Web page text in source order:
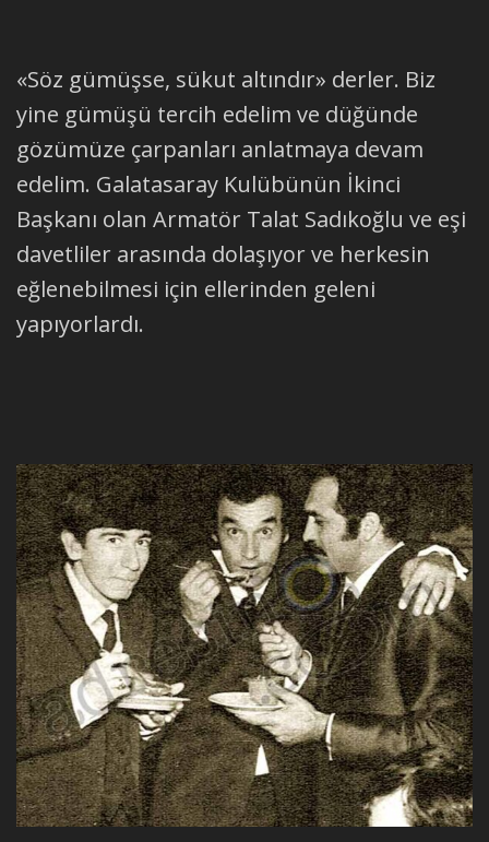
«Söz gümüşse, sükut altındır» derler. Biz
yine gümüşü tercih edelim ve düğünde
gözümüze çarpanları anlatmaya devam
edelim. Galatasaray Kulübünün İkinci
Başkanı olan Armatör Talat Sadıkoğlu ve eşi
davetliler arasında dolaşıyor ve herkesin
eğlenebilmesi için ellerinden geleni
yapıyorlardı.